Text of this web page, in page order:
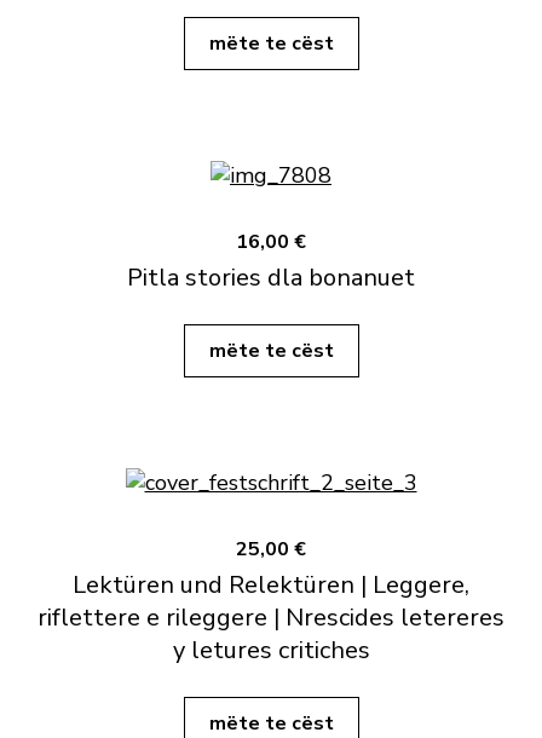
mëte te cëst
16,00 €
Pitla stories dla bonanuet
mëte te cëst
25,00 €
Lektüren und Relektüren | Leggere,
riflettere e rileggere | Nrescides letereres
y letures critiches
mëte te cëst